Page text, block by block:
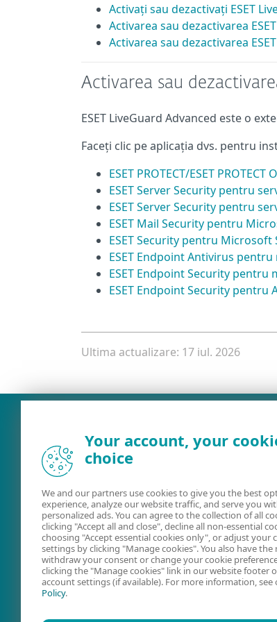
Activați sau dezactivați ESET
Activarea sau dezactivarea
Activarea sau dezactivarea
Activarea sau
ESET LiveGuard Advanced este o
Faceți clic pe aplicația dvs. pentru
ESET PROTECT/ESET
ESET Server Security pentru
ESET Server Security pentru
ESET Mail Security pentru
ESET Security pentru Microsoft
ESET Endpoint Antivirus pentru
ESET Endpoint Security pentru
ESET Endpoint Security pentru
Ultima actualizare: 17 iul. 2026
Ghiduri de
utilizare
Forum
Your account, your
choice
We and our partners use cookies to give you the best
experience, analyze our website traffic, and serve you
personalized ads. You can agree to the collection of all
clicking "Accept all and close", decline all non-essential
choosing "Accept essential cookies only", or adjust your
settings by clicking "Manage cookies". You also have
withdraw your consent or change your cookie
clicking the "Manage cookies" link in our website footer
account settings (if available). For more information, see
Policy.